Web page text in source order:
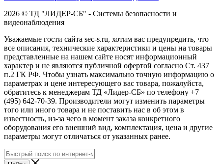
2026 © ТД "ЛИДЕР-СБ" - Системы безопасности и
видеонаблюдения
Уважаемые гости сайта sec-s.ru, хотим вас предупредить, что
все описания, технические характеристики и цены на товары
представленные на нашем сайте носят информационный
характер и не являются публичной офертой согласно Ст. 437
п.2 ГК РФ. Чтобы узнать максимально точную информацию о
параметрах и цене интересующего вас товара, пожалуйста,
обратитесь к менеджерам ТД «Лидер-СБ» по телефону +7
(495) 642-70-39. Производители могут изменить параметры
того или иного товара и не поставить нас в об этом в
известность, из-за чего в момент заказа конкретного
оборудования его внешний вид, комплектация, цена и другие
параметры могут отличаться от указанных ранее.